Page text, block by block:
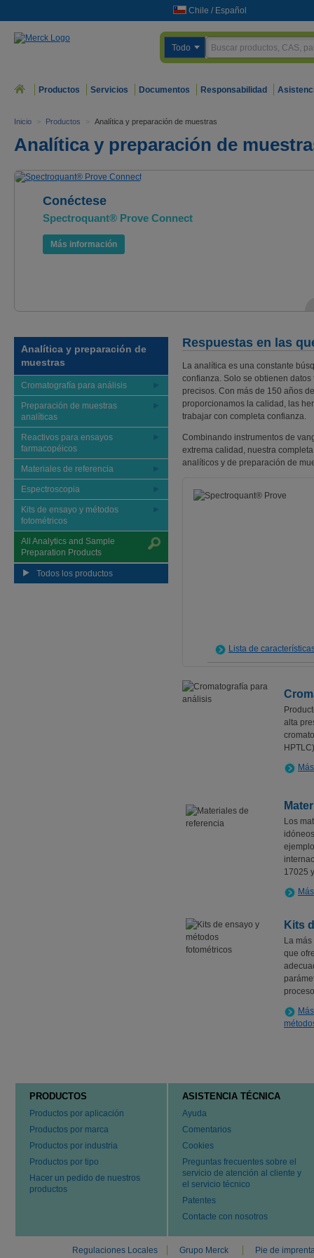
Chile / Español
Todo
Productos Servicios Documentos Responsabilidad
Inicio > Productos > Analítica y preparación de muestras
Analítica y preparación de
Conéctese
Spectroquant® Prove Connect
Más información
Analítica y preparación de
muestras
Cromatografía para análisis
Preparación de muestras
analíticas
Reactivos para ensayos
farmacopéicos
Materiales de referencia
Espectroscopia
Kits de ensayo y métodos
fotométricos
All Analytics and Sample
Preparation Products
Todos los productos
Respuestas en las
La analítica es una constante
confianza. Solo se obtienen
precisos. Con más de 150 años
proporcionamos la calidad, las
trabajar con completa confianza.
Combinando instrumentos de
extrema calidad, nuestra
analíticos y de preparación de
Lista de
alta
Los
17025
Kits
La
que
PRODUCTOS
Productos por aplicación
Productos por marca
Productos por industria
Productos por tipo
Hacer un pedido de nuestros
productos
ASISTENCIA TÉCNICA
Ayuda
Comentarios
Cookies
Preguntas frecuentes sobre el
servicio de atención al cliente y
el servicio técnico
Patentes
Contacte con nosotros
Regulaciones Locales Grupo Merck Pie de